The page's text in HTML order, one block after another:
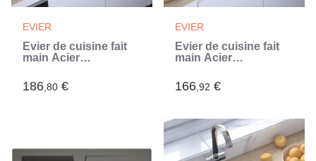
EVIER
Évier de cuisine fait
main Acier
186,80 €
EVIER
Évier de cuisine fait
main Acier
166,92 €